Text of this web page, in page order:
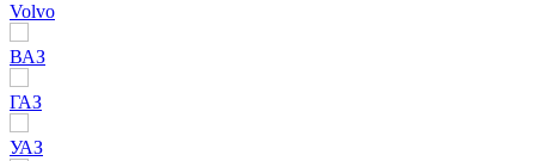
Volvo
ВАЗ
ГАЗ
УАЗ